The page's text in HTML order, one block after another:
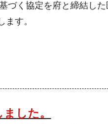
づく協定を府と締結し
す。
した。